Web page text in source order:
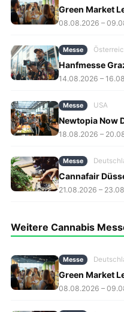
Green Market
08.08.2026 –
Messe
Hanfmesse
14.08.2026 –
Messe USA
Newtopia Now
18.08.2026 –
Messe
Cannafair
21.08.2026 –
Weitere Cannabis
Messe
Green Market
08.08.2026 –